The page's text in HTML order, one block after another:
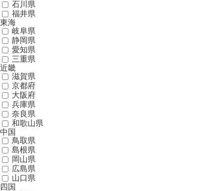
石川県
福井県
東海
岐阜県
静岡県
愛知県
三重県
近畿
滋賀県
京都府
大阪府
兵庫県
奈良県
和歌山県
中国
鳥取県
島根県
岡山県
広島県
山口県
四国